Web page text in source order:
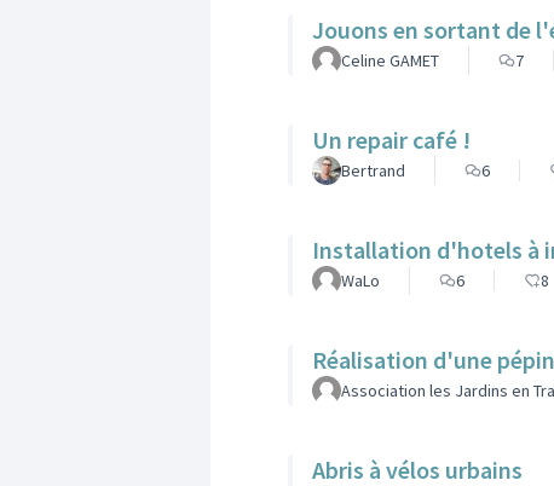
Jouons en sortant de
Celine GAMET 7
Un repair café !
Bertrand 6
Installation d'hotels à
WaLo 6 8
Réalisation d'une
Association les Jardins en
Abris à vélos urbains